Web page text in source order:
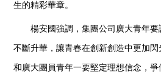
生的精彩華章。
楊安國強調，集團公司廣大青年要
不斷升華，讓青春在創新創造中更加
和廣大團員青年一要堅定理想信念，